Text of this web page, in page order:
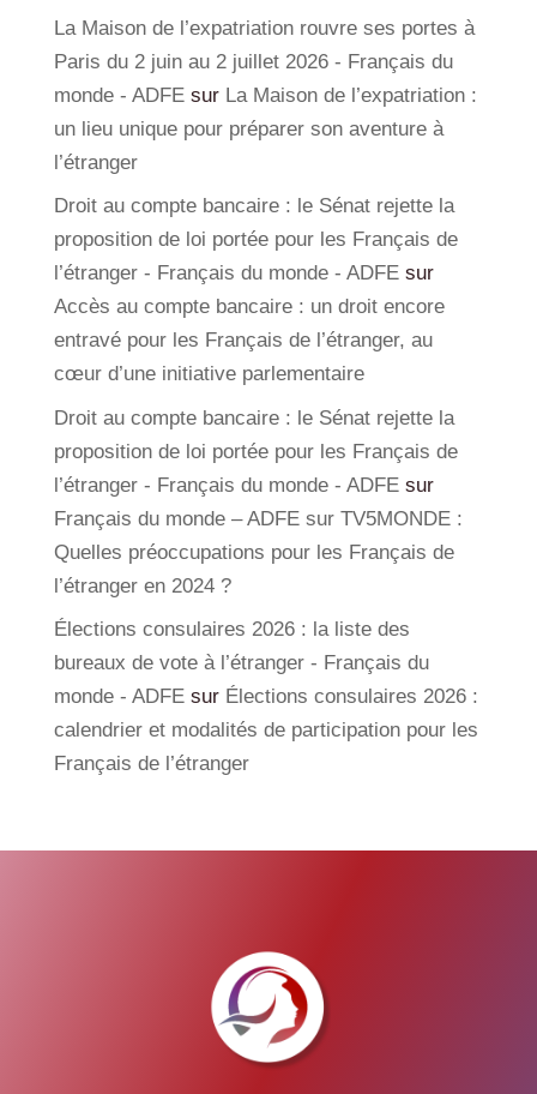
La Maison de l’expatriation rouvre ses portes à
Paris du 2 juin au 2 juillet 2026 - Français du
monde - ADFEsur La Maison de l’expatriation :
un lieu unique pour préparer son aventure à
l’étranger
Droit au compte bancaire : le Sénat rejette la
proposition de loi portée pour les Français de
l’étranger - Français du monde - ADFEsur
Accès au compte bancaire : un droit encore
entravé pour les Français de l’étranger, au
cœur d’une initiative parlementaire
Droit au compte bancaire : le Sénat rejette la
proposition de loi portée pour les Français de
l’étranger - Français du monde - ADFEsur
Français du monde – ADFE sur TV5MONDE :
Quelles préoccupations pour les Français de
l’étranger en 2024 ?
Élections consulaires 2026 : la liste des
bureaux de vote à l’étranger - Français du
monde - ADFEsur Élections consulaires 2026 :
calendrier et modalités de participation pour les
Français de l’étranger